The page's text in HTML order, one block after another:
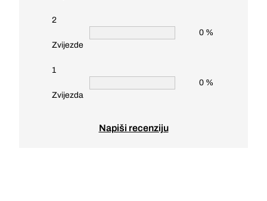
2
Zvijezde
0 %
1
Zvijezda
0 %
Napiši recenziju